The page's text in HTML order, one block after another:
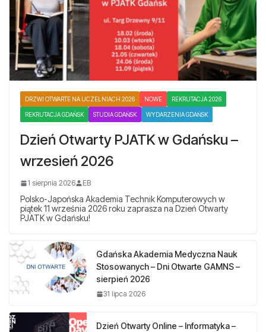
DRZWI OTWARTE NA UCZELNIACH 2026 NOWE REKRUTACJA 2026
REKRUTACJA GDAŃSK STUDIA GDAŃSK WYDARZENIA GDAŃSK
Dzień Otwarty PJATK w Gdańsku –
wrzesień 2026
1 sierpnia 2026 EB
Polsko-Japońska Akademia Technik Komputerowych w
piątek 11 września 2026 roku zaprasza na Dzień Otwarty
PJATK w Gdańsku!
Gdańska Akademia Medyczna Nauk
Stosowanych – Dni Otwarte GAMNS –
sierpień 2026
31 lipca 2026
Dzień Otwarty Online – Informatyka –